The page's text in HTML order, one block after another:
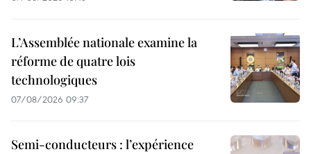
L’Assemblée nationale examine la
réforme de quatre lois
technologiques
07/08/2026 09:37
Semi-conducteurs : l’expérience